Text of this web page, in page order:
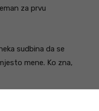
za prvu
sudbina da se
mene. Ko zna,